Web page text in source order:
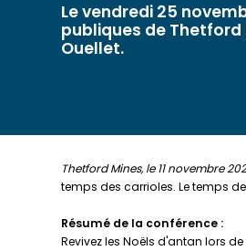
Le vendredi 25
publiques de
Ouellet.
Thetford Mines, le 11 novembre
temps des carrioles. Le temps
Résumé de la conférence :
Revivez les Noëls d'antan lors